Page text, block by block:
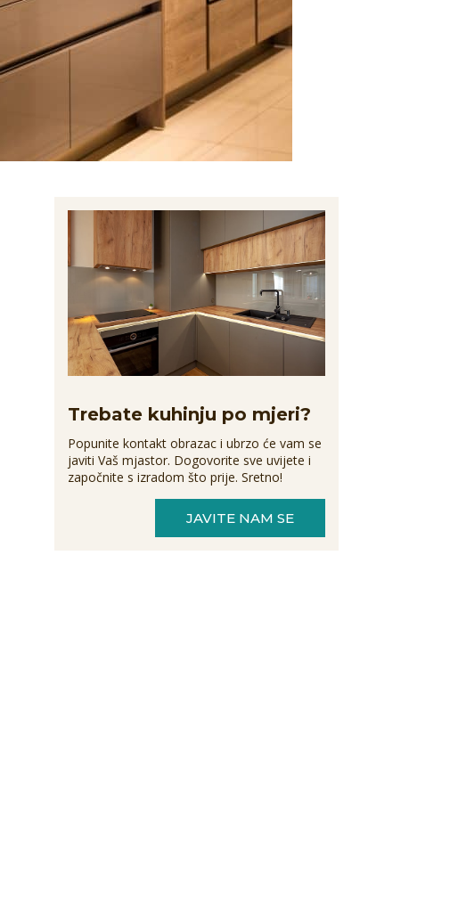
Trebate kuhinju po mjeri?
Popunite kontakt obrazac i ubrzo će vam se
javiti Vaš mjastor. Dogovorite sve uvijete i
započnite s izradom što prije. Sretno!
JAVITE NAM SE